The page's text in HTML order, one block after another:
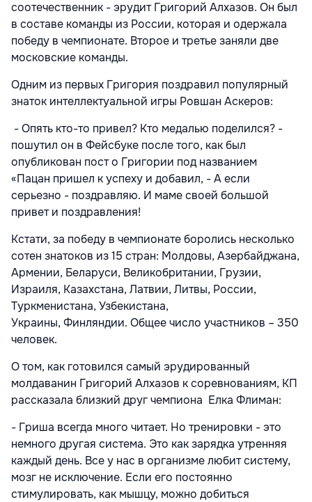
соотечественник - эрудит Григорий Алхазов. Он был
в составе команды из России, которая и одержала
победу в чемпионате. Второе и третье заняли две
московские команды.
Одним из первых Григория поздравил популярный
знаток интеллектуальной игры Ровшан Аскеров:
- Опять кто-то привел? Кто медалью поделился? -
пошутил он в Фейсбуке после того, как был
опубликован пост о Григории под названием
«Пацан пришел к успеху и добавил, - А если
серьезно - поздравляю. И маме своей большой
привет и поздравления!
Кстати, за победу в чемпионате боролись несколько
сотен знатоков из 15 стран: Молдовы, Азербайджана,
Армении, Беларуси, Великобритании, Грузии,
Израиля, Казахстана, Латвии, Литвы, России,
Туркменистана, Узбекистана,
Украины, Финляндии. Общее число участников – 350
человек.
О том, как готовился самый эрудированный
молдаванин Григорий Алхазов к соревнованиям, КП
рассказала близкий друг чемпиона Елка Флиман:
- Гриша всегда много читает. Но тренировки - это
немного другая система. Это как зарядка утренняя
каждый день. Все у нас в организме любит систему,
мозг не исключение. Если его постоянно
стимулировать, как мышцу, можно добиться